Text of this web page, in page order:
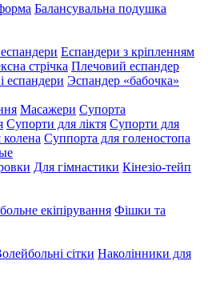
Балансувальна подушка
еспандери Еспандери з кріпленням
стрічка Плечовий еспандер
еспандери Эспандер «бабочка»
Масажери Супорта
Супорти для ліктя Супорти для
Суппорта для голеностопа
Для гімнастики Кінезіо-тейп
екіпірування Фішки та
сітки Наколінники для